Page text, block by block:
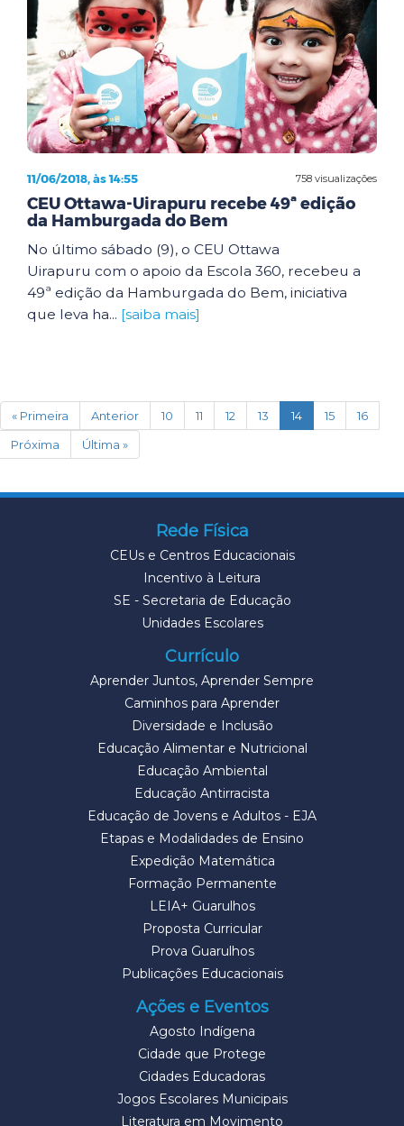
758 visualizações
11/06/2018, às 14:55
CEU Ottawa-Uirapuru recebe 49ª edição
da Hamburgada do Bem
No último sábado (9), o CEU Ottawa
Uirapuru com o apoio da Escola 360, recebeu a
49ª edição da Hamburgada do Bem, iniciativa
que leva ha... [saiba mais]
« Primeira Anterior 10 11 12 13 14(current)
15
16
Próxima
Última »
Rede Física
CEUs e Centros Educacionais
Incentivo à Leitura
SE - Secretaria de Educação
Unidades Escolares
Currículo
Aprender Juntos, Aprender Sempre
Caminhos para Aprender
Diversidade e Inclusão
Educação Alimentar e Nutricional
Educação Ambiental
Educação Antirracista
Educação de Jovens e Adultos - EJA
Etapas e Modalidades de Ensino
Expedição Matemática
Formação Permanente
LEIA+ Guarulhos
Proposta Curricular
Prova Guarulhos
Publicações Educacionais
Ações e Eventos
Agosto Indígena
Cidade que Protege
Cidades Educadoras
Jogos Escolares Municipais
Literatura em Movimento